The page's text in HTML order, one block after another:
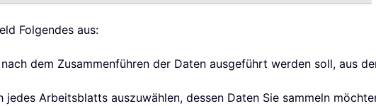
Folgendes aus:
dem Zusammenführen der Daten ausgeführt werden soll, aus
jedes Arbeitsblatts auszuwählen, dessen Daten Sie sammeln